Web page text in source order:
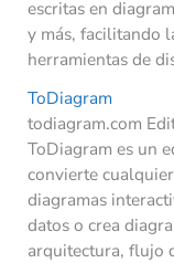
escritas en
y más, facilitando
herramientas de
ToDiagram
todiagram.com
ToDiagram es un
convierte
diagramas
datos o crea
arquitectura, flujo